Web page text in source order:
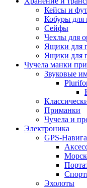
Кейсы и
Кобуры для
Сейфы
Чехлы для
Ящики для
Ящики для
Чучела манки
Звуковые
Приманки
Чучела и
Электроника
GPS-
Эхолоты